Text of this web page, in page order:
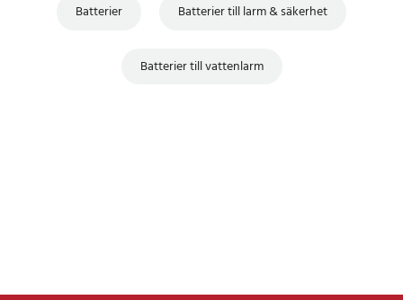
Batterier Batterier till larm & säkerhet
Batterier till vattenlarm